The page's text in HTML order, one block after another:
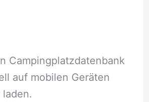
Campingplatzdatenbank
auf mobilen Geräten